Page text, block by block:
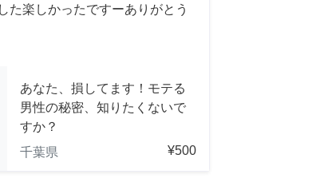
た楽しかったですーありがとう
あなた、損してます！モテる
男性の秘密、知りたくないで
すか？
千葉県
¥500